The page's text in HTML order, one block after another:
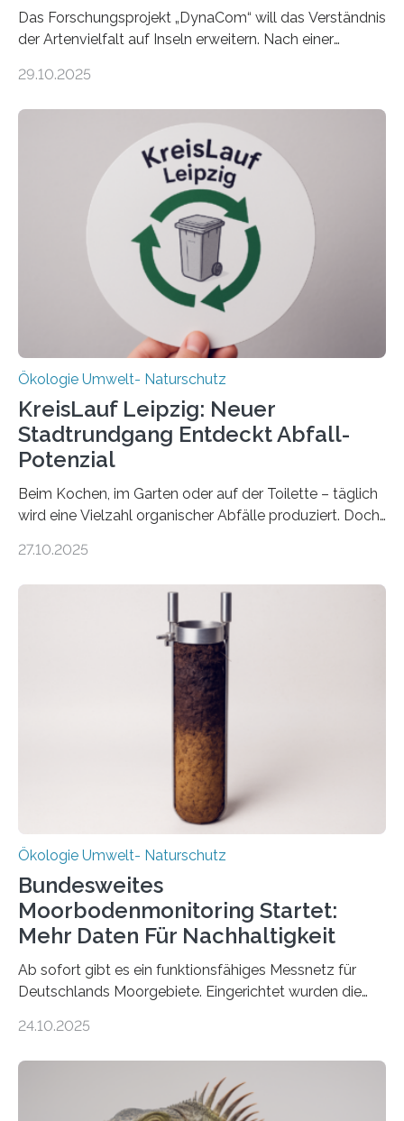
Das Forschungsprojekt „DynaCom“ will das Verständnis
der Artenvielfalt auf Inseln erweitern. Nach einer
Beobachtungen im Wattenmeer ist nun eine große
Oldenburg befassen sich insbesondere damit, wie ein
Ökosystem gedeiht – und wie sich dieser Prozess
verlässlich prognostizieren lässt. Grünes Licht für
„DynaCom“: Die Deutsche Forschungsgemeinschaft
(DFG) fördert das Anfang 2019 gestartete
Forschungsprojekt an der Universität Oldenburg für
zwei weitere Jahre mit rund 1,2 Millionen Euro. „Wir
freuen uns sehr über…
29.10.2025
Ökologie Umwelt- Naturschutz
KreisLauf Leipzig: Neuer
Stadtrundgang Entdeckt Abfall-
Potenzial
Beim Kochen, im Garten oder auf der Toilette – täglich
wird eine Vielzahl organischer Abfälle produziert. Doch
Potenzial nur dann entfalten können, wenn sie in
Veränderung der Wirtschaft wichtig ist, zeigt der vom
Deutschen Biomasseforschungszentrum und der
Stadtreinigung Leipzig konzipierte und am 24. Oktober
2025 offiziell eingeweihte Stadtrundgang „KreisLauf“. Er
ist ab sofort im Leipziger Stadtgebiet…
27.10.2025
Ökologie Umwelt- Naturschutz
Bundesweites
Moorbodenmonitoring Startet:
Mehr Daten Für Nachhaltigkeit
Ab sofort gibt es ein funktionsfähiges Messnetz für
Deutschlands Moorgebiete. Eingerichtet wurden die
vergangenen fünf Jahren von Wissenschaftlerinnen
heutigen Donnerstag übergeben sie ihren Bericht zur
Aufbauphase an den Auftraggeber, das
24.10.2025